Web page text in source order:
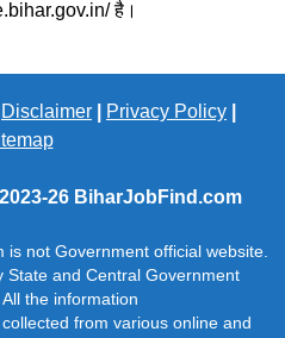
है।
Disclaimer Privacy Policy
26 BiharJobFind.com
is not Government official website.
State and Central Government
the information
from various online and